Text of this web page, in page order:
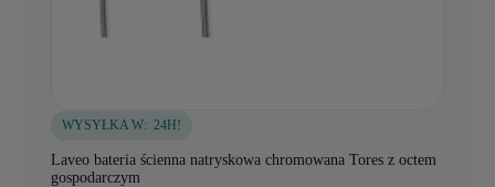
WYSYŁKA W: 24H!
Laveo bateria ścienna natryskowa chromowana Tores z octem
gospodarczym